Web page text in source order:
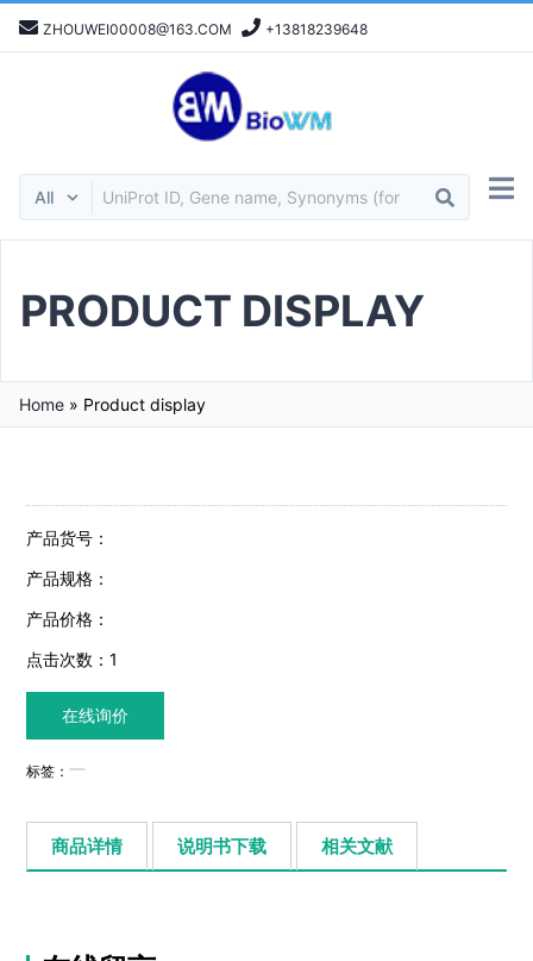
ZHOUWEI00008@163.COM +13818239648
PRODUCT DISPLAY
Home » Product display
产品货号：
产品规格：
产品价格：
点击次数：1
在线询价
标签：
商品详情 说明书下载 相关文献